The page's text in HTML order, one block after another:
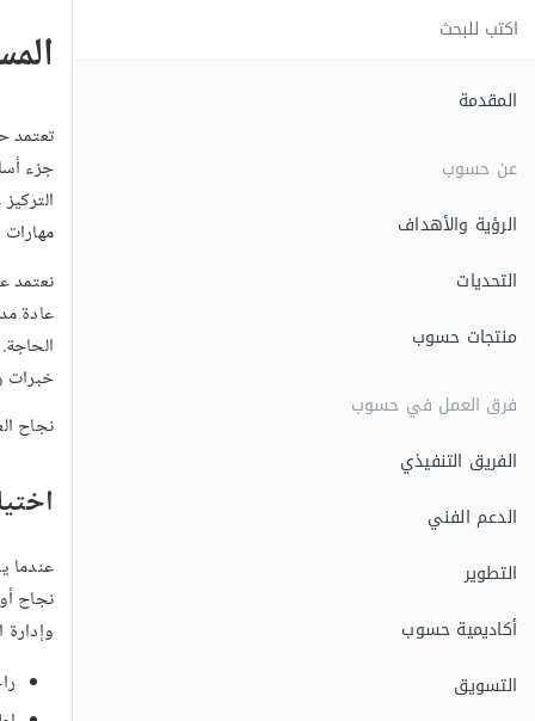
المقدمة
عن حسوب
الرؤية والأهداف
التحديات
منتجات حسوب
فرق العمل في حسوب
الفريق التنفيذي
الدعم الفني
التطوير
أكاديمية حسوب
التسويق
تعتمد
جزء
نعتمد
عادة
خبرات
نجاح
عندما
نجاح